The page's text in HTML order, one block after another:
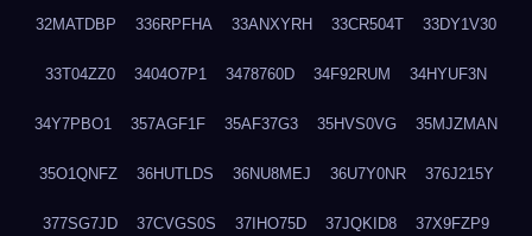
32MATDBP 336RPFHA 33ANXYRH 33CR504T 33DY1V30
33T04ZZ0 3404O7P1 3478760D 34F92RUM 34HYUF3N
34Y7PBO1 357AGF1F 35AF37G3 35HVS0VG 35MJZMAN
35O1QNFZ 36HUTLDS 36NU8MEJ 36U7Y0NR 376J215Y
377SG7JD 37CVGS0S 37IHO75D 37JQKID8 37X9FZP9